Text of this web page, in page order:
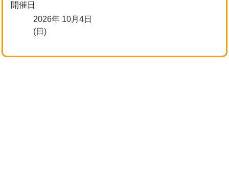
開催日
2026年 10月4日
(日)